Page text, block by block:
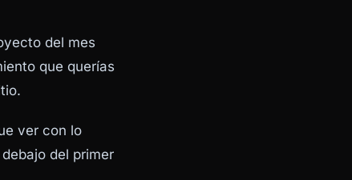
del mes
que querías
ver con lo
del primer